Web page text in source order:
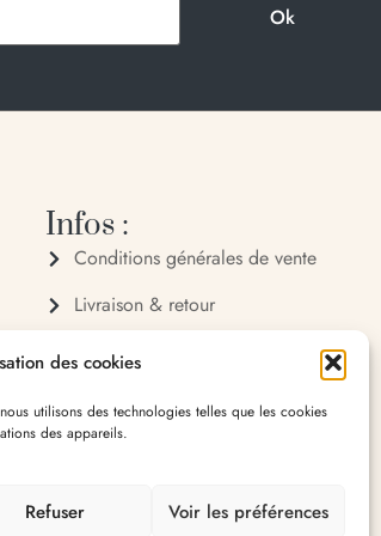
des cookies
utilisons des technologies telles que les cookies
des appareils.
Refuser Voir les préférences
Infos :
Conditions générales de vente
Livraison & retour
Politique de confidentialité
Mentions légales